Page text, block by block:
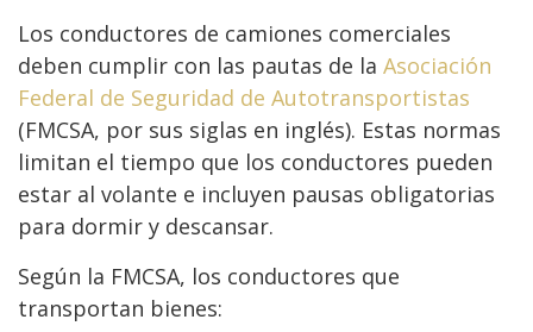
Los conductores de camiones comerciales
deben cumplir con las pautas de la Asociación
Federal de Seguridad de Autotransportistas
(FMCSA, por sus siglas en inglés). Estas normas
limitan el tiempo que los conductores pueden
estar al volante e incluyen pausas obligatorias
para dormir y descansar.
Según la FMCSA, los conductores que
transportan bienes: